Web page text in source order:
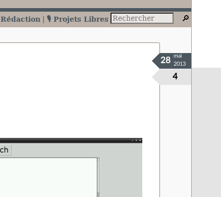
Rédaction 🎙️ Projets Libres
4
28
mai
2013